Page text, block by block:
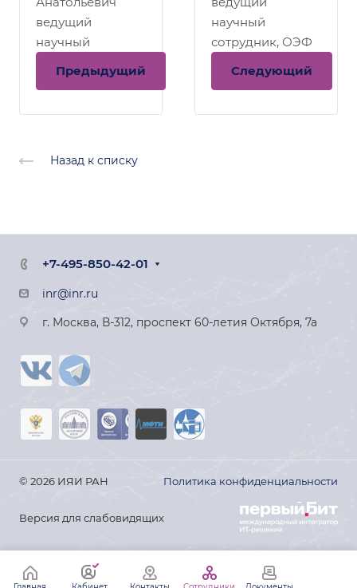
ведущий
научный
Предыдущий
научный
сотрудник, ОЭФ
Следующий
Назад к списку
+7-495-850-42-01
inr@inr.ru
г. Москва, В-312, проспект 60-летия Октября, 7а
© 2026 ИЯИ РАН Политика конфиденциальности
Версия для слабовидящих